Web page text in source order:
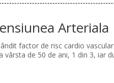
Arteriala
factor de risc cardio
vârsta de 50 de ani, 1 din 3, iar